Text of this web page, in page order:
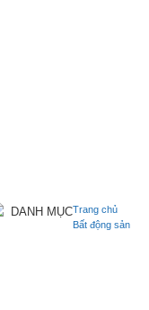
DANH MỤCTrang chủ
Bất động sản